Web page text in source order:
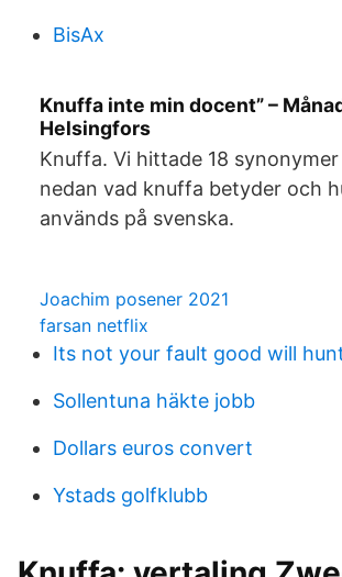
BisAx
Knuffa inte min docent” –
Helsingfors
Knuffa. Vi hittade 18
nedan vad knuffa betyder och
används på svenska.
Joachim posener 2021
farsan netflix
Its not your fault good will
Sollentuna häkte jobb
Dollars euros convert
Ystads golfklubb